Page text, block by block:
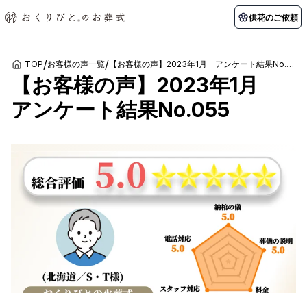
供花のご依頼
初めての方へ
初めての方へ 納棺の儀とは？
アフターサポート
会社を知る
店舗用地募集
関東エリア
千葉県 神奈川県
北海道エリア
お客様の声
ご葬儀事例 お客様の声
葬儀の知識
葬儀の知識 供花のご依頼
TOP/お客様の声一覧/ 【お客様の声】2023年1月 アンケート結果No.055
【お客様の声】2023年1月
アンケート結果No.055